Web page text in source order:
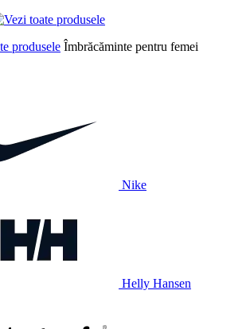
produsele Îmbrăcăminte pentru femei
Nike
Helly Hansen